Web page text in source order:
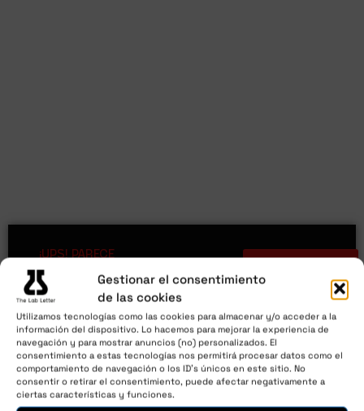
Gestionar el consentimiento
de las cookies
Utilizamos tecnologías como las cookies para almacenar y/o acceder a la
información del dispositivo. Lo hacemos para mejorar la experiencia de
navegación y para mostrar anuncios (no) personalizados. El
consentimiento a estas tecnologías nos permitirá procesar datos como el
comportamiento de navegación o los ID's únicos en este sitio. No
consentir o retirar el consentimiento, puede afectar negativamente a
ciertas características y funciones.
¡UPS! PARECE
ACCESO A
ESTA REVISTA
Aunque...
quizás
tengamos
algo para ti
en el
mercado
LABORATORIO
REVISTA